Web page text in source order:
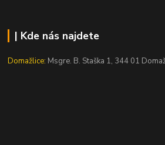
| Kde nás najdete
Domažlice: Msgre. B. Staška 1, 344 01